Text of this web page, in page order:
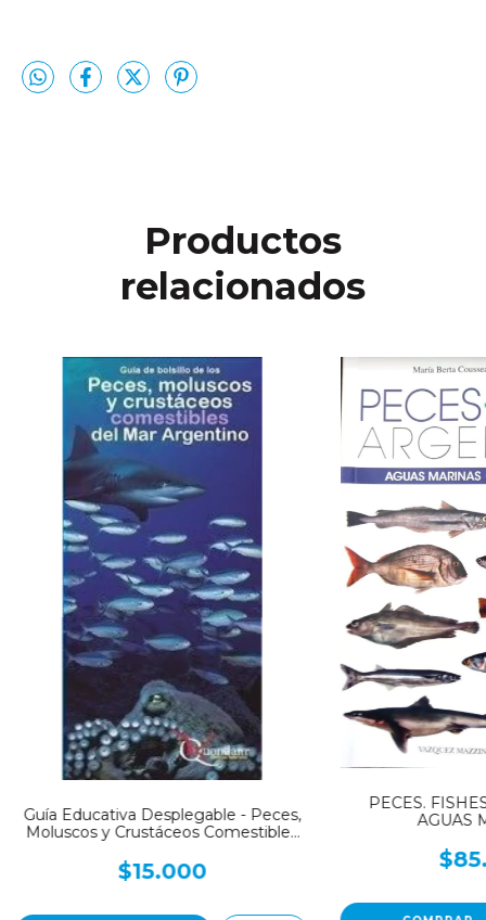
Productos
relacionados
Guía Educativa Desplegable - Peces,
Moluscos y Crustáceos Comestibles
$15.000
PECES.
AGUAS